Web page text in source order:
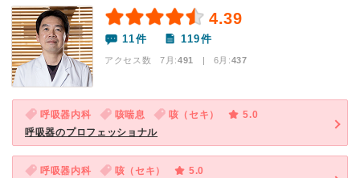
4.39
11件 119件
アクセス数 7月:491 | 6月:437
呼吸器内科 咳喘息 咳（セキ）
5.0
呼吸器のプロフェッショナル
呼吸器内科 咳（セキ）
5.0